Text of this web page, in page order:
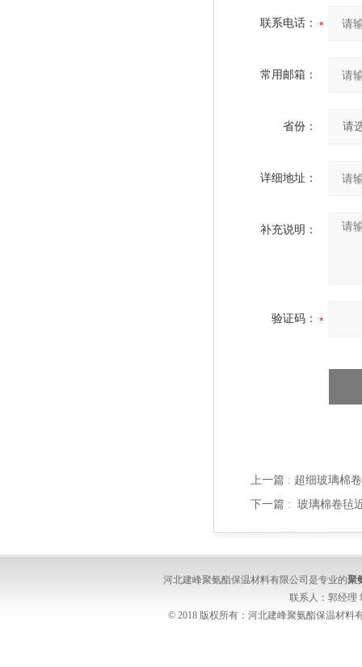
联系电话：
常用邮箱：
省份：
详细地址：
补充说明：
验证码：
上一篇 : 超细玻璃棉
下一篇 : 玻璃棉卷毡
河北建峰聚氨酯保温材料有限公司是专业的聚
联系人：郭经理
© 2018 版权所有：河北建峰聚氨酯保温材